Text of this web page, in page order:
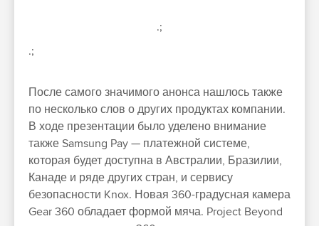
.;
.;
После самого значимого анонса нашлось также
по несколько слов о других продуктах компании.
В ходе презентации было уделено внимание
также Samsung Pay — платежной системе,
которая будет доступна в Австралии, Бразилии,
Канаде и ряде других стран, и сервису
безопасности Knox. Новая 360-градусная камера
Gear 360 обладает формой мяча. Project Beyond